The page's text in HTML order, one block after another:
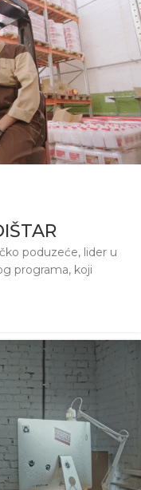
poduzeće, lider u
programa, koji